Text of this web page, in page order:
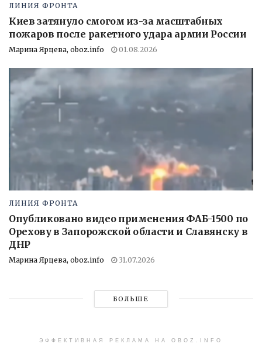
ЛИНИЯ ФРОНТА
Киев затянуло смогом из-за масштабных
пожаров после ракетного удара армии России
Марина Ярцева, oboz.info 01.08.2026
ЛИНИЯ ФРОНТА
Опубликовано видео применения ФАБ-1500 по
Орехову в Запорожской области и Славянску в
ДНР
Марина Ярцева, oboz.info 31.07.2026
БОЛЬШЕ
ЭФФЕКТИВНАЯ РЕКЛАМА НА OBOZ.INFO